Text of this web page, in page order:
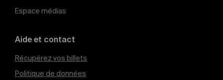
Espace médias
Aide et contact
Récupérez vos billets
Politique de données